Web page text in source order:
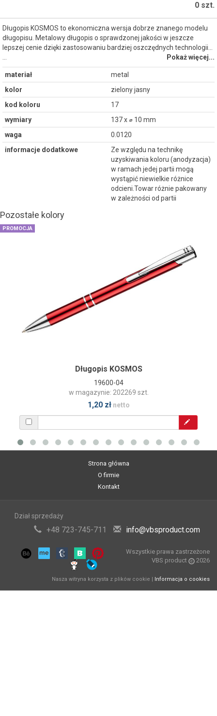
0 szt.
Długopis KOSMOS to ekonomiczna wersja dobrze znanego modelu
długopisu. Metalowy długopis o sprawdzonej jakości w jeszcze
lepszej cenie dzięki zastosowaniu bardziej oszczędnych technologii...
Pokaż więcej...
materiał
metal
kolor
zielony jasny
kod koloru
17
wymiary
137 x ⌀ 10 mm
waga
0.0120
informacje dodatkowe
Ze względu na technikę
uzyskiwania koloru (anodyzacja)
w ramach jedej partii mogą
wystąpić niewielkie różnice
odcieni.Towar różnie pakowany
w zależności od partii
Pozostałe kolory
PROMOCJA
Długopis KOSMOS
19600-04
w magazynie: 202269 szt.
1,20 złnetto
Strona główna
O firmie
Kontakt
Dział sprzedaży
+48 723-745-711 info@vbsproduct.com
Wszystkie prawa zastrzeżone
VBS product
2026
Nasza witryna korzysta z plików cookie | Informacja o cookies